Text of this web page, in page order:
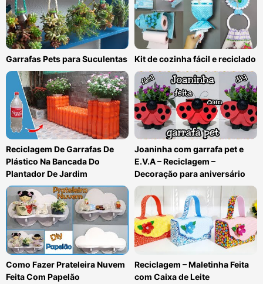
Garrafas Pets para Suculentas Kit de cozinha fácil e reciclado
Reciclagem De Garrafas De
Plástico Na Bancada Do
Plantador De Jardim
Joaninha com garrafa pet e
E.V.A – Reciclagem –
Decoração para aniversário
Como Fazer Prateleira Nuvem
Feita Com Papelão
Reciclagem – Maletinha Feita
com Caixa de Leite